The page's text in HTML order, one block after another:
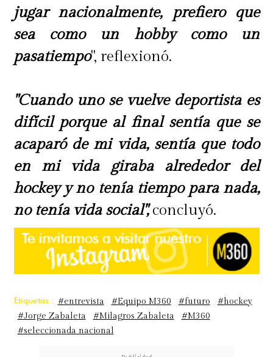
jugar nacionalmente, prefiero que
sea como un hobby como un
pasatiempo", reflexionó.
"Cuando uno se vuelve deportista es
difícil porque al final sentía que se
acaparó de mi vida, sentía que todo
en mi vida giraba alrededor del
hockey y no tenía tiempo para nada,
no tenía vida social",concluyó.
Etiquetas : #entrevista #Equipo M360 #futuro
#hockey
#Jorge Zabaleta
#Milagros Zabaleta
#M360
#seleccionada nacional